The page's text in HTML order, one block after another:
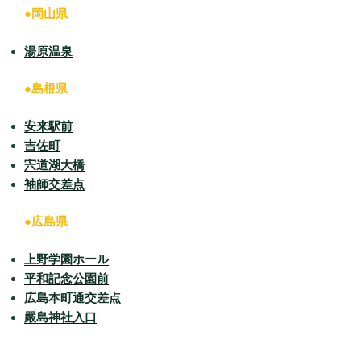
●岡山県
湯原温泉
●島根県
安来駅前
吉佐町
宍道湖大橋
袖師交差点
●広島県
上野学園ホール
平和記念公園前
広島本町通交差点
嚴島神社入口